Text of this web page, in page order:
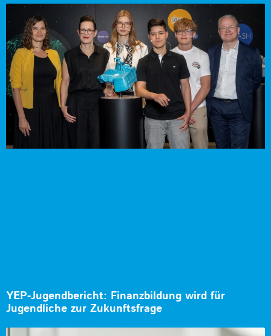
YEP-Jugendbericht: Finanzbildung wird für
Jugendliche zur Zukunftsfrage